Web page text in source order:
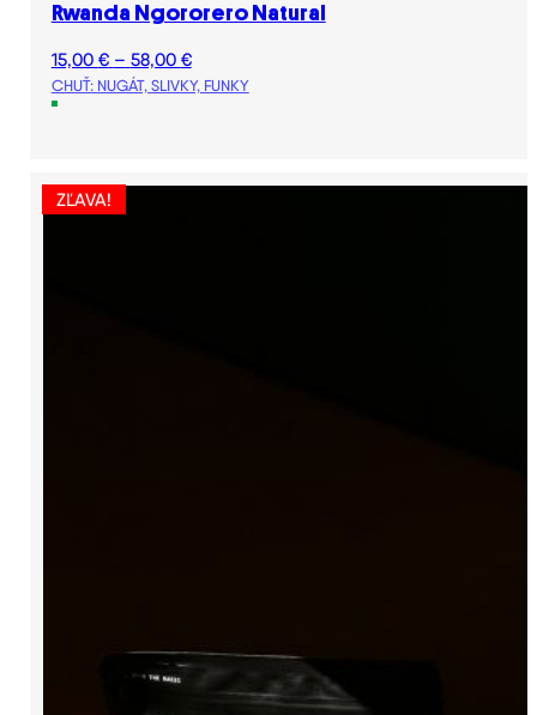
Rwanda Ngororero Natural
15,00 € – 58,00 €Price
range:
CHUŤ: NUGÁT, SLIVKY, FUNKY
ZĽAVA!